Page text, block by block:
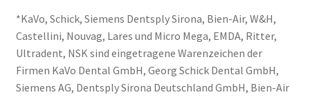
*KaVo, Schick, Siemens Dentsply Sirona, Bien-Air, W&H,
Castellini, Nouvag, Lares und Micro Mega, EMDA, Ritter,
Ultradent, NSK sind eingetragene Warenzeichen der
Firmen KaVo Dental GmbH, Georg Schick Dental GmbH,
Siemens AG, Dentsply Sirona Deutschland GmbH, Bien-Air